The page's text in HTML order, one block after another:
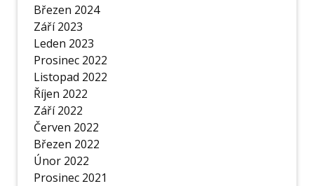
Březen 2024
Září 2023
Leden 2023
Prosinec 2022
Listopad 2022
Říjen 2022
Září 2022
Červen 2022
Březen 2022
Únor 2022
Prosinec 2021